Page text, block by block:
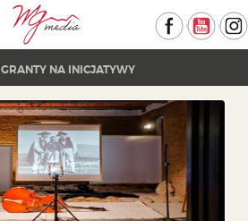
Facebook
GRANTY NA INICJATYWY
KONCERT PAPRODZIAD | DZIEŃ DRZEWA